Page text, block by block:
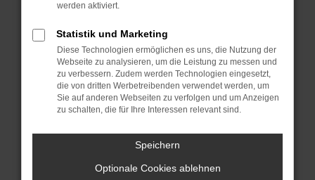
können das Laden bestimmter Seiten
anderen Browser oder in einem privaten
Fenster?
Starte dein Gerät neu.
Das kann manchmal helfen,
vorübergehende Probleme zu beheben.
Stelle sicher, dass dein Browser und dein
Betriebssystem auf dem neuesten Stand
werden aktiviert.
Statistik und Marketing
Diese Technologien ermöglichen es uns, die Nutzung der
Webseite zu analysieren, um die Leistung zu messen und
zu verbessern. Zudem werden Technologien eingesetzt,
die von dritten Werbetreibenden verwendet werden, um
Sie auf anderen Webseiten zu verfolgen und um Anzeigen
zu schalten, die für Ihre Interessen relevant sind.
Speichern
Optionale Cookies ablehnen